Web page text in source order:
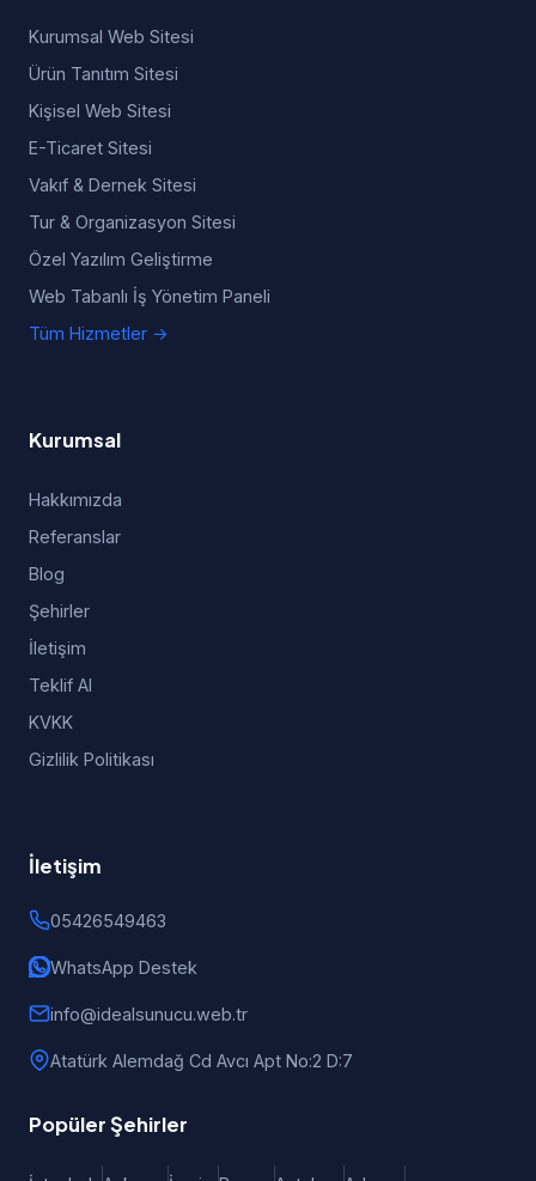
Kurumsal Web Sitesi
Ürün Tanıtım Sitesi
Kişisel Web Sitesi
E-Ticaret Sitesi
Vakıf & Dernek Sitesi
Tur & Organizasyon Sitesi
Özel Yazılım Geliştirme
Web Tabanlı İş Yönetim Paneli
Tüm Hizmetler →
Kurumsal
Hakkımızda
Referanslar
Blog
Şehirler
İletişim
Teklif Al
KVKK
Gizlilik Politikası
İletişim
05426549463
WhatsApp Destek
info@idealsunucu.web.tr
Atatürk Alemdağ Cd Avcı Apt No:2 D:7
Popüler Şehirler